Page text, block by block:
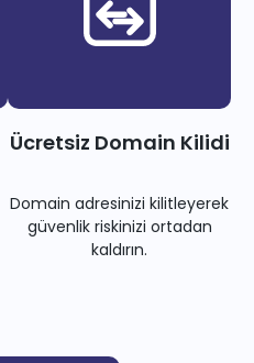
Ücretsiz Domain Kilidi
Domain adresinizi kilitleyerek
güvenlik riskinizi ortadan
kaldırın.